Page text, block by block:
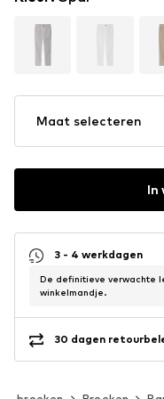
Maat selecteren
In
3 - 4 werkdagen
De definitieve verwachte
winkelmandje.
30 dagen